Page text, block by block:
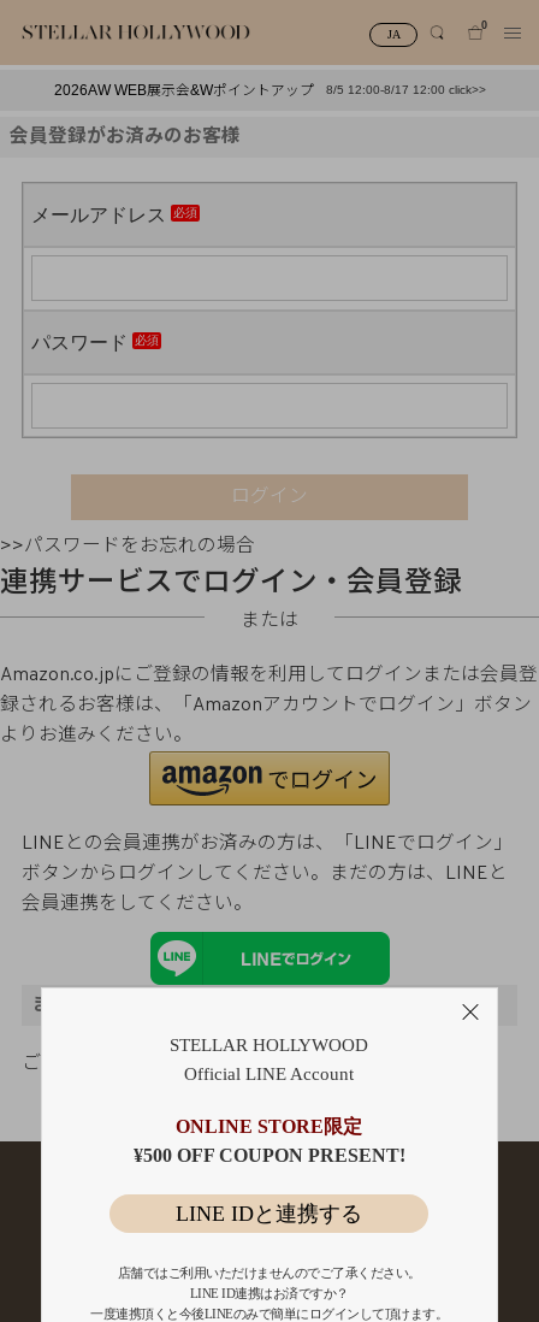
JA
0
2026AW WEB展示会&Wポイントアップ 8/5 12:00-8/17 12:00 click>>
会員登録がお済みのお客様
メールアドレス
パスワード
ログイン
>>パスワードをお忘れの場合
連携サービスでログイン・会員登録
または
Amazon.co.jpにご登録の情報を利用してログインまたは会員登
録されるお客様は、「Amazonアカウントでログイン」ボタン
よりお進みください。
LINEとの会員連携がお済みの方は、「LINEでログイン」
ボタンからログインしてください。まだの方は、
LINEと
会員連携をしてください。
まだご登録がお済みでないお客様
ご購入金額の3％をポイント還元
STELLAR HOLLYWOOD
Official LINE Account
ONLINE STORE限定
¥500 OFF COUPON PRESENT!
LINE IDと連携する
店舗ではご利用いただけませんのでご了承ください。
LINE ID連携はお済ですか？
一度連携頂くと今後LINEのみで簡単にログインして頂けます。